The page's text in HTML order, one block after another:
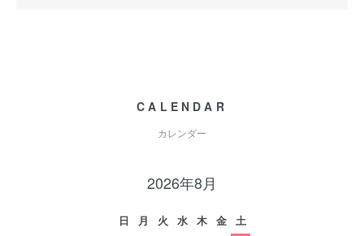
CALENDAR
カレンダー
2026年8月
日 月 火 水 木 金
土